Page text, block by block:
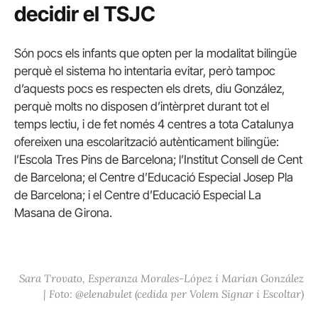
decidir el TSJC
Són pocs els infants que opten per la modalitat bilingüe
perquè el sistema ho intentaria evitar, però tampoc
d’aquests pocs es respecten els drets, diu González,
perquè molts no disposen d’intèrpret durant tot el
temps lectiu, i de fet només 4 centres a tota Catalunya
ofereixen una escolarització autènticament bilingüe:
l’Escola Tres Pins de Barcelona; l’Institut Consell de Cent
de Barcelona; el Centre d’Educació Especial Josep Pla
de Barcelona; i el Centre d’Educació Especial La
Masana de Girona.
Sara Trovato, Esperanza Morales-López i Marian González
| Foto: @elenabulet (cedida per Volem Signar i Escoltar)